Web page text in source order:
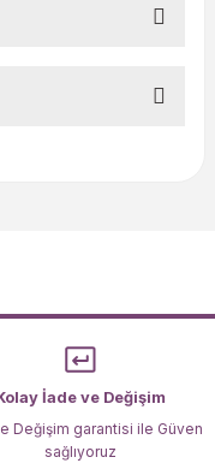
İade ve Değişim
Değişim garantisi ile Güven
sağlıyoruz